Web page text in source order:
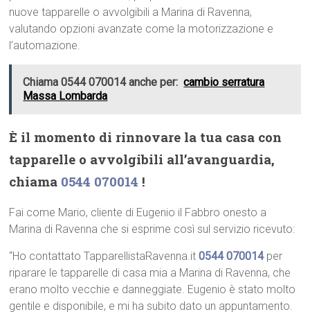
nuove tapparelle o avvolgibili a Marina di Ravenna,
valutando opzioni avanzate come la motorizzazione e
l’automazione.
Chiama 0544 070014 anche per: cambio serratura
Massa Lombarda
È il momento di rinnovare la tua casa con
tapparelle o avvolgibili all’avanguardia,
chiama 0544 070014 !
Fai come Mario, cliente di Eugenio il Fabbro onesto a
Marina di Ravenna che si esprime così sul servizio ricevuto:
“Ho contattato TapparellistaRavenna.it0544 070014per
riparare le tapparelle di casa mia a Marina di Ravenna, che
erano molto vecchie e danneggiate. Eugenio è stato molto
gentile e disponibile, e mi ha subito dato un appuntamento.